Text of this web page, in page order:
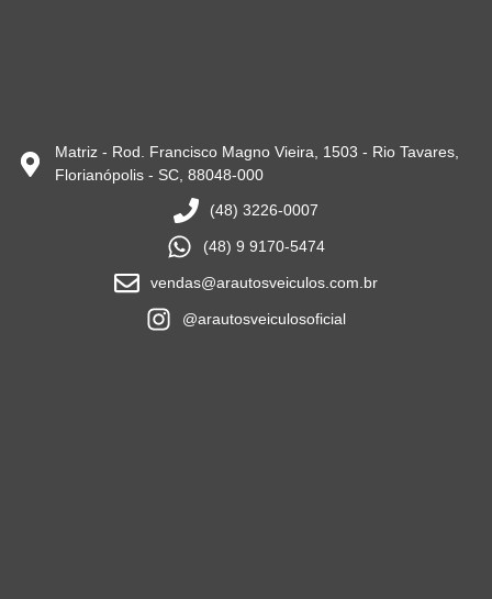
Matriz - Rod. Francisco Magno Vieira, 1503 - Rio Tavares,
Florianópolis - SC, 88048-000
(48) 3226-0007
(48) 9 9170-5474
vendas@arautosveiculos.com.br
@arautosveiculosoficial